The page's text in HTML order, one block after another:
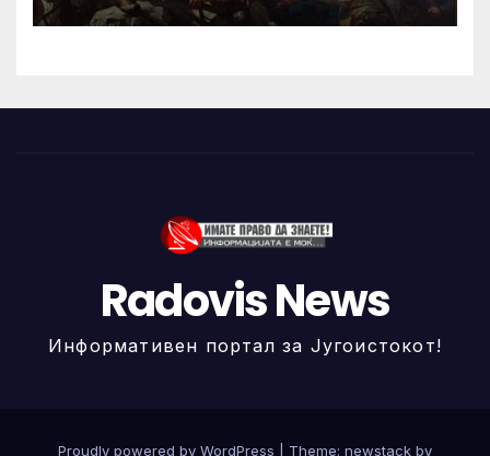
Radovis News
Информативен портал за Југоистокот!
Proudly powered by WordPress Theme: newstack by